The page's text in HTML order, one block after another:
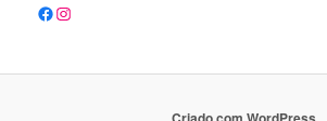
Facebook Instagram